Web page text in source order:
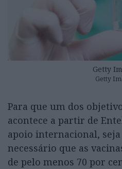
Getty
Getty
Para que um dos
acontece a partir de
apoio internacional,
necessário que as
de pelo menos 70 por